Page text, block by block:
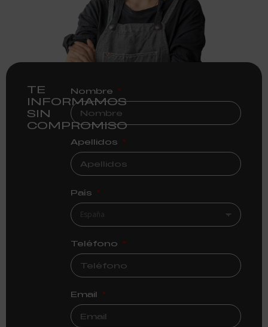
TE
INFORMAMOS
SIN
COMPROMISO
Nombre
Apellidos
País
Teléfono
Email